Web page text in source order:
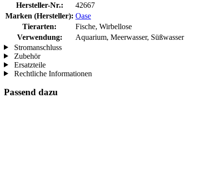
Hersteller-Nr.:
42667
Marken (Hersteller): Oase
Tierarten:
Fische, Wirbellose
Verwendung:
Aquarium, Meerwasser, Süßwasser
Stromanschluss
Zubehör
Ersatzteile
Rechtliche Informationen
Passend dazu